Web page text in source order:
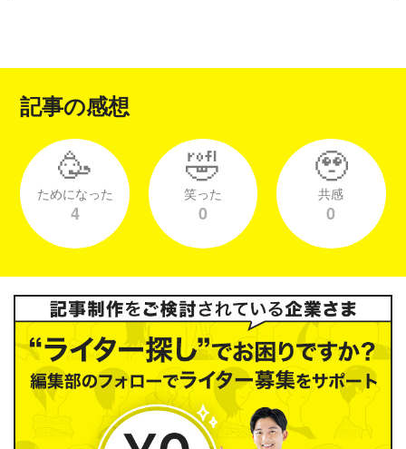
記事の感想
🥳
ためになった
4
🤣
笑った
0
🥹
共感
0